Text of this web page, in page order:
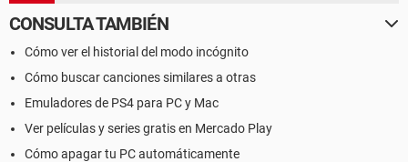
CONSULTA TAMBIÉN
Cómo ver el historial del modo incógnito
Cómo buscar canciones similares a otras
Emuladores de PS4 para PC y Mac
Ver películas y series gratis en Mercado Play
Cómo apagar tu PC automáticamente